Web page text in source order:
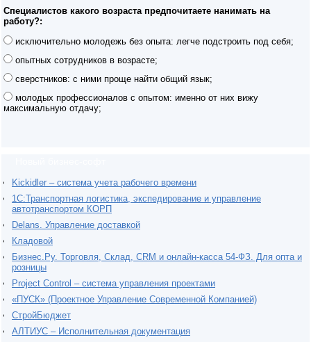
Специалистов какого возраста предпочитаете нанимать на
работу?:
исключительно молодежь без опыта: легче подстроить под себя;
опытных сотрудников в возрасте;
сверстников: с ними проще найти общий язык;
молодых профессионалов с опытом: именно от них вижу
максимальную отдачу;
Kickidler – система учета рабочего времени
1С:Транспортная логистика, экспедирование и управление
автотранспортом КОРП
Delans. Управление доставкой
Кладовой
Бизнес.Ру. Торговля, Склад, CRM и онлайн-касса 54-ФЗ. Для опта и
розницы
Project Сontrol – система управления проектами
«ПУСК» (Проектное Управление Современной Компанией)
СтройБюджет
АЛТИУС – Исполнительная документация